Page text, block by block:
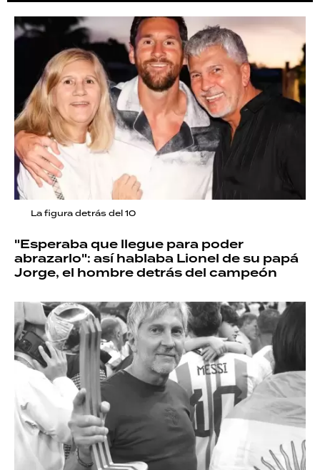
La figura detrás del 10
"Esperaba que llegue para poder
abrazarlo": así hablaba Lionel de su papá
Jorge, el hombre detrás del campeón